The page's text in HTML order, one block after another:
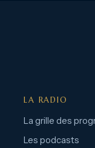
LA RADIO
La grille des
Les podcasts